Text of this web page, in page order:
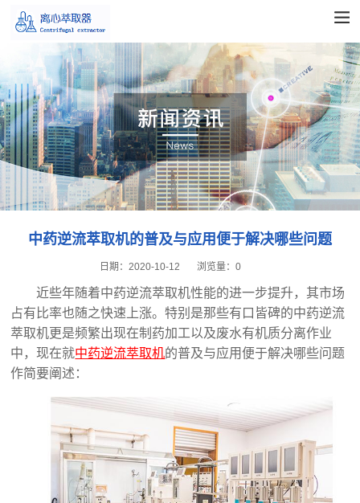
中药逆流萃取机的普及与应用便于解决哪些问题
2020-10-12
日期： 浏览量：0
近些年随着中药逆流萃取机性能的进一步提升，其市场
占有比率也随之快速上涨。特别是那些有口皆碑的中药逆流
萃取机更是频繁出现在制药加工以及废水有机质分离作业
中，现在就中药逆流萃取机的普及与应用便于解决哪些问题
作简要阐述：